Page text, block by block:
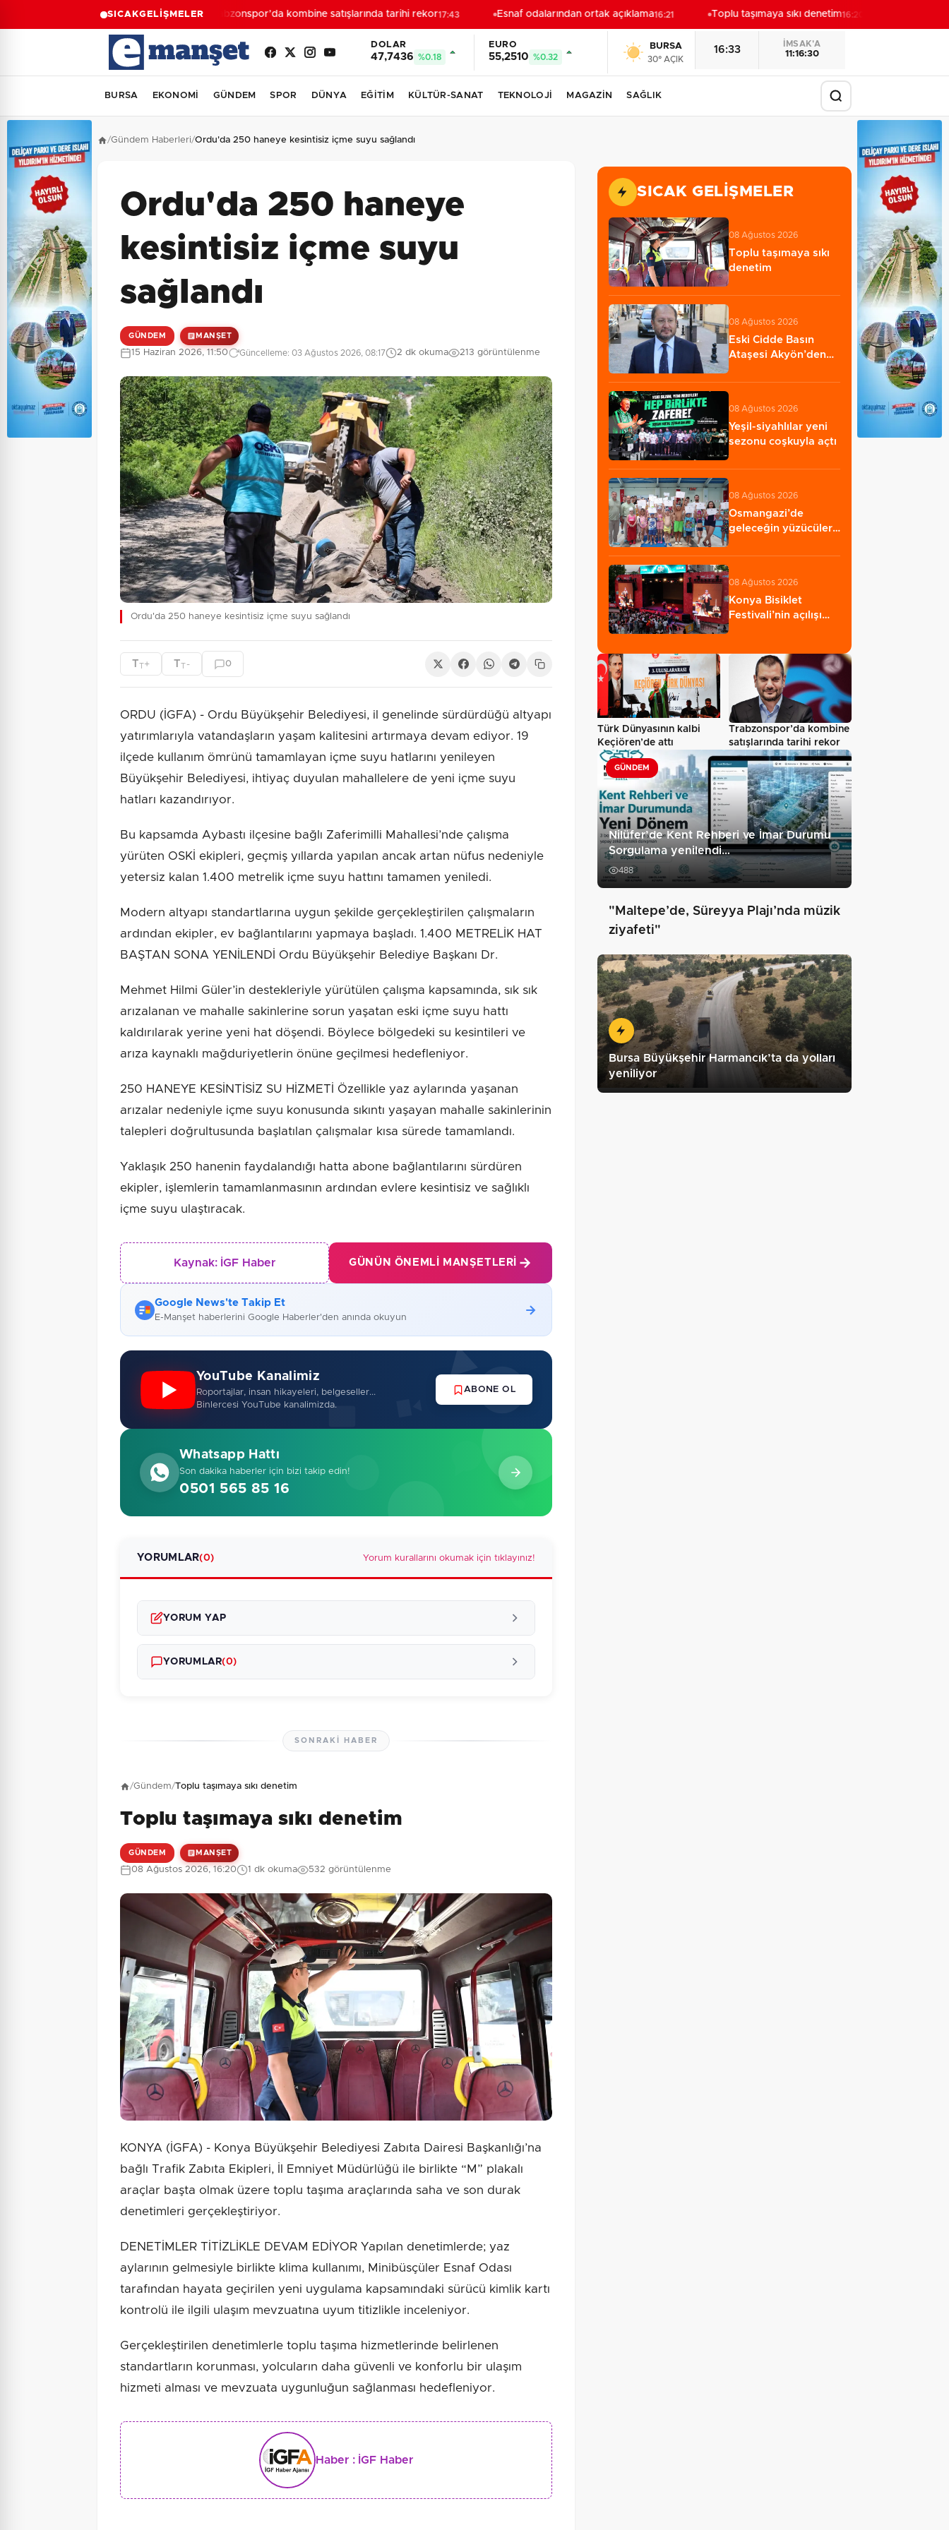
SICAKGELİŞMELERTrabzonspor’da kombine satışlarında tarihi rekor17:43 Esnaf odalarından ortak açıklama16:21 Toplu taşımaya sıkı denetim 16:20
DOLAR
47,7436 %0.18
EURO
55,2510 %0.32
BURSA
30° AÇIK
16:33
İMSAK'A
11:16:28
BURSA EKONOMİ GÜNDEM SPOR DÜNYA EĞİTİM KÜLTÜR-SANAT TEKNOLOJİ MAGAZİN SAĞLIK
/Gündem Haberleri/Ordu'da 250 haneye kesintisiz içme suyu sağlandı
Ordu'da 250 haneye
kesintisiz içme suyu
sağlandı
GÜNDEM MANŞET
15 Haziran 2026, 11:50 Güncelleme: 03 Ağustos 2026, 08:17 2 dk okuma 213 görüntülenme
Ordu'da 250 haneye kesintisiz içme suyu sağlandı
TT+ TT - 0
ORDU (İGFA) - Ordu Büyükşehir Belediyesi, il genelinde sürdürdüğü altyapı
yatırımlarıyla vatandaşların yaşam kalitesini artırmaya devam ediyor. 19
ilçede kullanım ömrünü tamamlayan içme suyu hatlarını yenileyen
Büyükşehir Belediyesi, ihtiyaç duyulan mahallelere de yeni içme suyu
hatları kazandırıyor.
Bu kapsamda Aybastı ilçesine bağlı Zaferimilli Mahallesi’nde çalışma
yürüten OSKİ ekipleri, geçmiş yıllarda yapılan ancak artan nüfus nedeniyle
yetersiz kalan 1.400 metrelik içme suyu hattını tamamen yeniledi.
Modern altyapı standartlarına uygun şekilde gerçekleştirilen çalışmaların
ardından ekipler, ev bağlantılarını yapmaya başladı. 1.400 METRELİK HAT
BAŞTAN SONA YENİLENDİ Ordu Büyükşehir Belediye Başkanı Dr.
Mehmet Hilmi Güler’in destekleriyle yürütülen çalışma kapsamında, sık sık
arızalanan ve mahalle sakinlerine sorun yaşatan eski içme suyu hattı
kaldırılarak yerine yeni hat döşendi. Böylece bölgedeki su kesintileri ve
arıza kaynaklı mağduriyetlerin önüne geçilmesi hedefleniyor.
250 HANEYE KESİNTİSİZ SU HİZMETİ Özellikle yaz aylarında yaşanan
arızalar nedeniyle içme suyu konusunda sıkıntı yaşayan mahalle sakinlerinin
talepleri doğrultusunda başlatılan çalışmalar kısa sürede tamamlandı.
Yaklaşık 250 hanenin faydalandığı hatta abone bağlantılarını sürdüren
ekipler, işlemlerin tamamlanmasının ardından evlere kesintisiz ve sağlıklı
içme suyu ulaştıracak.
Kaynak: İGF Haber GÜNÜN ÖNEMLI MANŞETLERI
Google News'te Takip Et
E-Manşet haberlerini Google Haberler'den anında okuyun
YouTube Kanalimiz
Roportajlar, insan hikayeleri, belgeseller...
Binlercesi YouTube kanalimizda.
ABONE OL
Whatsapp Hattı
Son dakika haberler için bizi takip edin!
0501 565 85 16
YORUMLAR(0) Yorum kurallarını okumak için tıklayınız!
YORUM YAP
Güvenlik Sorusu: 5 + 4 = ? Gönder
YORUMLAR(0)
SONRAKI HABER
/Gündem/Toplu taşımaya sıkı denetim
Toplu taşımaya sıkı denetim
GÜNDEM MANŞET
08 Ağustos 2026, 16:20 1 dk okuma 532 görüntülenme
KONYA (İGFA) - Konya Büyükşehir Belediyesi Zabıta Dairesi Başkanlığı’na
bağlı Trafik Zabıta Ekipleri, İl Emniyet Müdürlüğü ile birlikte “M” plakalı
araçlar başta olmak üzere toplu taşıma araçlarında saha ve son durak
denetimleri gerçekleştiriyor.
DENETİMLER TİTİZLİKLE DEVAM EDİYOR Yapılan denetimlerde; yaz
aylarının gelmesiyle birlikte klima kullanımı, Minibüsçüler Esnaf Odası
tarafından hayata geçirilen yeni uygulama kapsamındaki sürücü kimlik kartı
kontrolü ile ilgili ulaşım mevzuatına uyum titizlikle inceleniyor.
Gerçekleştirilen denetimlerle toplu taşıma hizmetlerinde belirlenen
standartların korunması, yolcuların daha güvenli ve konforlu bir ulaşım
hizmeti alması ve mevzuata uygunluğun sağlanması hedefleniyor.
Haber : İGF Haber
SICAK GELIŞMELER
08 Ağustos 2026
Toplu taşımaya sıkı
denetim
08 Ağustos 2026
Eski Cidde Basın
Ataşesi Akyön’den
08 Ağustos 2026
Yeşil-siyahlılar yeni
sezonu coşkuyla açtı
08 Ağustos 2026
Osmangazi’de
geleceğin yüzücüleri
08 Ağustos 2026
Konya Bisiklet
Festivali’nin açılışı
Türk Dünyasının kalbi
Keçiören’de attı
Trabzonspor’da kombine
satışlarında tarihi rekor
GÜNDEM
Nilüfer’de Kent Rehberi ve İmar Durumu
Sorgulama yenilendi…
488
"Maltepe’de, Süreyya Plajı’nda müzik
ziyafeti"
Bursa Büyükşehir Harmancık’ta da yolları
yeniliyor